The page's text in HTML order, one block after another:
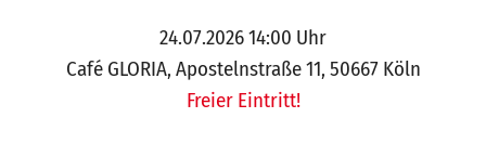
24.07.2026 14:00 Uhr
Café GLORIA, Apostelnstraße 11, 50667 Köln
Freier Eintritt!